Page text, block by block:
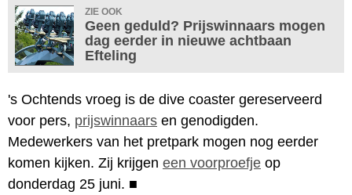
ZIE OOK
Geen geduld? Prijswinnaars mogen
dag eerder in nieuwe achtbaan
Efteling
's Ochtends vroeg is de dive coaster gereserveerd
voor pers, prijswinnaars en genodigden.
Medewerkers van het pretpark mogen nog eerder
komen kijken. Zij krijgen een voorproefje op
donderdag 25 juni. ■